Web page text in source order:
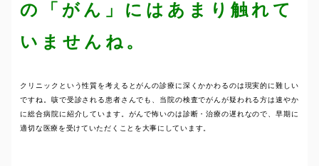
の「がん」にはあまり触れて
いませんね。
クリニックという性質を考えるとがんの診療に深くかかわるのは現実的に難しい
ですね。咳で受診される患者さんでも、当院の検査でがんが疑われる方は速やか
に総合病院に紹介しています。がんで怖いのは診断・治療の遅れなので、早期に
適切な医療を受けていただくことを大事にしています。